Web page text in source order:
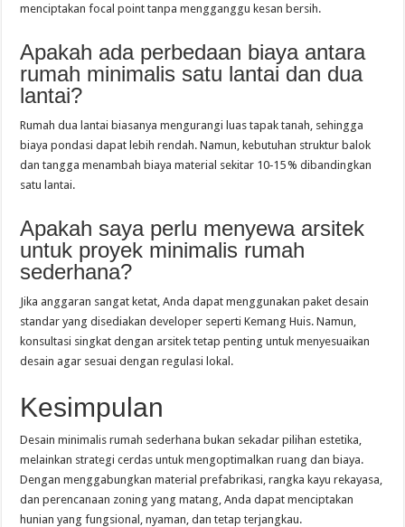
menciptakan focal point tanpa mengganggu kesan bersih.
Apakah ada perbedaan biaya antara
rumah minimalis satu lantai dan dua
lantai?
Rumah dua lantai biasanya mengurangi luas tapak tanah, sehingga
biaya pondasi dapat lebih rendah. Namun, kebutuhan struktur balok
dan tangga menambah biaya material sekitar 10‑15 % dibandingkan
satu lantai.
Apakah saya perlu menyewa arsitek
untuk proyek minimalis rumah
sederhana?
Jika anggaran sangat ketat, Anda dapat menggunakan paket desain
standar yang disediakan developer seperti Kemang Huis. Namun,
konsultasi singkat dengan arsitek tetap penting untuk menyesuaikan
desain agar sesuai dengan regulasi lokal.
Kesimpulan
Desain minimalis rumah sederhana bukan sekadar pilihan estetika,
melainkan strategi cerdas untuk mengoptimalkan ruang dan biaya.
Dengan menggabungkan material prefabrikasi, rangka kayu rekayasa,
dan perencanaan zoning yang matang, Anda dapat menciptakan
hunian yang fungsional, nyaman, dan tetap terjangkau.